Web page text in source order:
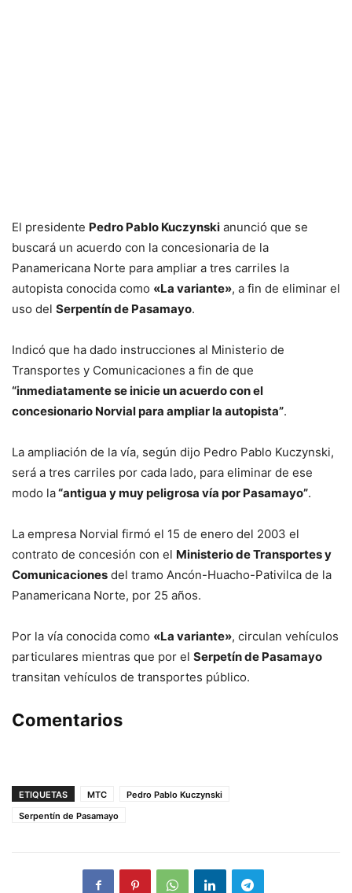
El presidente Pedro Pablo Kuczynski anunció que se
buscará un acuerdo con la concesionaria de la
Panamericana Norte para ampliar a tres carriles la
autopista conocida como «La variante», a fin de eliminar el
uso del Serpentín de Pasamayo.
Indicó que ha dado instrucciones al Ministerio de
Transportes y Comunicaciones a fin de que
“inmediatamente se inicie un acuerdo con el
concesionario Norvial para ampliar la autopista”.
La ampliación de la vía, según dijo Pedro Pablo Kuczynski,
será a tres carriles por cada lado, para eliminar de ese
modo la“antigua y muy peligrosa vía por Pasamayo”.
La empresa Norvial firmó el 15 de enero del 2003 el
contrato de concesión con el Ministerio de Transportes y
Comunicaciones del tramo Ancón-Huacho-Pativilca de la
Panamericana Norte, por 25 años.
Por la vía conocida como «La variante», circulan vehículos
particulares mientras que por el Serpetín de Pasamayo
transitan vehículos de transportes público.
Comentarios
ETIQUETAS MTC
Pedro Pablo Kuczynski
Serpentín de Pasamayo